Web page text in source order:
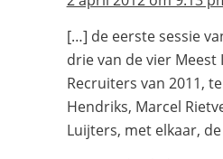
[…] de eerste sessie
drie van de vier Meest
Recruiters van 2011,
Hendriks, Marcel
Luijters, met elkaar,